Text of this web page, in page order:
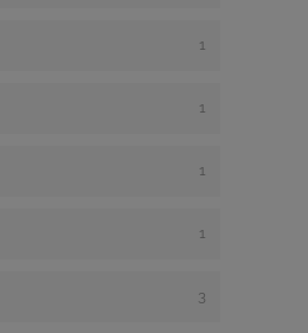
1
1
1
1
3